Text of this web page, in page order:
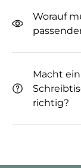
Worauf
Macht
richtig?